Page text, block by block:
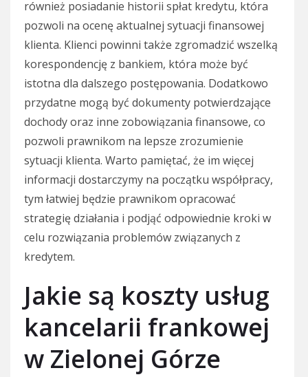
również posiadanie historii spłat kredytu, która
pozwoli na ocenę aktualnej sytuacji finansowej
klienta. Klienci powinni także zgromadzić wszelką
korespondencję z bankiem, która może być
istotna dla dalszego postępowania. Dodatkowo
przydatne mogą być dokumenty potwierdzające
dochody oraz inne zobowiązania finansowe, co
pozwoli prawnikom na lepsze zrozumienie
sytuacji klienta. Warto pamiętać, że im więcej
informacji dostarczymy na początku współpracy,
tym łatwiej będzie prawnikom opracować
strategię działania i podjąć odpowiednie kroki w
celu rozwiązania problemów związanych z
kredytem.
Jakie są koszty usług
kancelarii frankowej
w Zielonej Górze